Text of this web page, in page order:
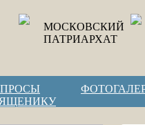
МОСКОВСКИЙ
ПАТРИАРХАТ